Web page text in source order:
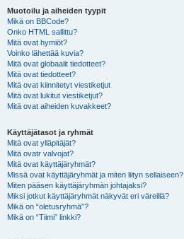
Muotoilu ja aiheiden tyypit
Mikä on BBCode?
Onko HTML sallittu?
Mitä ovat hymiöt?
Voinko lähettää kuvia?
Mitä ovat globaalit tiedotteet?
Mitä ovat tiedotteet?
Mitä ovat kiinnitetyt viestiketjut
Mitä ovat lukitut viestiketjut?
Mitä ovat aiheiden kuvakkeet?
Käyttäjätasot ja ryhmät
Mitä ovat ylläpitäjät?
Mitä ovatr valvojat?
Mitä ovat käyttäjäryhmät?
Missä ovat käyttäjäryhmät ja miten liityn sellaiseen?
Miten pääsen käyttäjäryhmän johtajaksi?
Miksi jotkut käyttäjäryhmät näkyvät eri väreillä?
Mikä on “oletusryhmä”?
Mikä on “Tiimi” linkki?